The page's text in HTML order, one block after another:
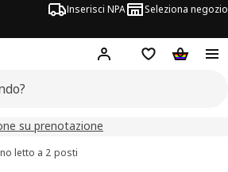
Inserisci NPA Seleziona negozio
Hej! Accedi ora
Foglietto degli
Carrello
su prenotazione
letto a 2 posti